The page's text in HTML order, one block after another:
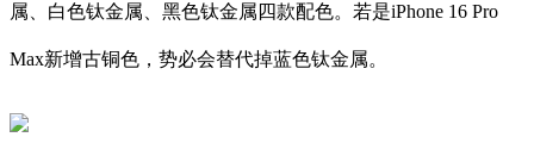
属、白色钛金属、黑色钛金属四款配色。若是iPhone 16 Pro
Max新增古铜色，势必会替代掉蓝色钛金属。